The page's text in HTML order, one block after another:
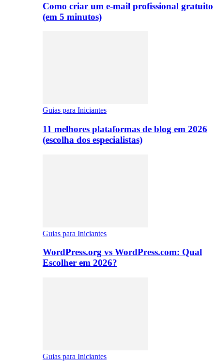
Como criar um e-mail profissional gratuito
(em 5 minutos)
Guias para Iniciantes
11 melhores plataformas de blog em 2026
(escolha dos especialistas)
Guias para Iniciantes
WordPress.org vs WordPress.com: Qual
Escolher em 2026?
Guias para Iniciantes